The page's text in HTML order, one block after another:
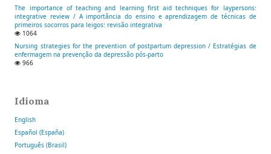
The importance of teaching and learning first aid techniques for laypersons:
integrative review / A importância do ensino e aprendizagem de técnicas de
primeiros socorros para leigos: revisão integrativa
1064
Nursing strategies for the prevention of postpartum depression / Estratégias de
enfermagem na prevenção da depressão pós-parto
966
Idioma
English
Español (España)
Português (Brasil)